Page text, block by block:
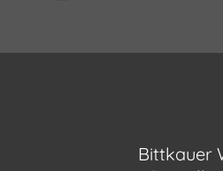
Bittkauer